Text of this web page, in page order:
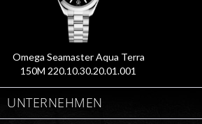
Omega Seamaster Aqua Terra
150M 220.10.30.20.01.001
UNTERNEHMEN